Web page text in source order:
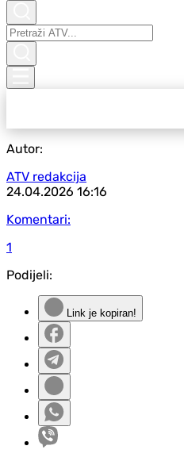
Autor:
ATV redakcija
24.04.2026 16:16
Komentari:
1
Podijeli:
Link je kopiran!